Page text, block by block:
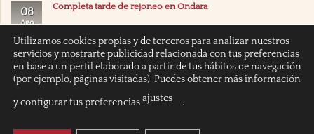
08
Ago
Completa tarde de rejoneo en Ondara
Utilizamos cookies propias y de terceros para analizar nuestros
servicios y mostrarte publicidad relacionada con tus preferencias
en base a un perfil elaborado a partir de tus hábitos de navegación
(por ejemplo, páginas visitadas). Puedes obtener más información
y configurar tus preferenciasajustes .